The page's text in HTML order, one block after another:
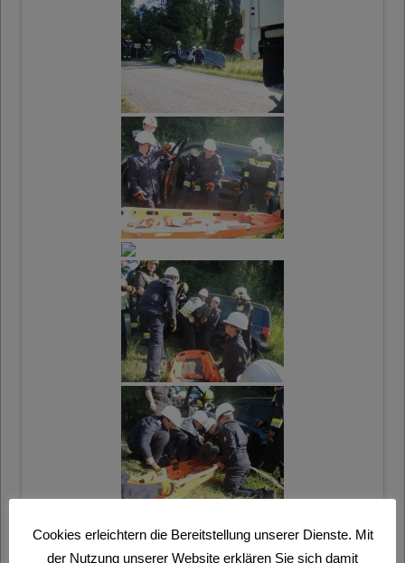
Cookies erleichtern die Bereitstellung unserer Dienste. Mit
der Nutzung unserer Website erklären Sie sich damit